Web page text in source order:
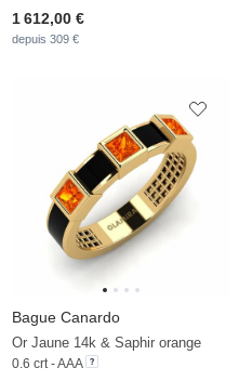
1 612,00 €
depuis 309 €
Bague Canardo
Or Jaune 14k & Saphir orange
0.6 crt - AAA